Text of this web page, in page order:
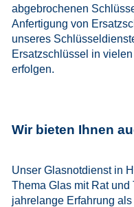
abgebrochenen
Anfertigung von
unseres
Ersatzschlüssel in
erfolgen.
Wir bieten Ihnen
Unser Glasnotdienst in
Thema Glas mit Rat und
jahrelange Erfahrung